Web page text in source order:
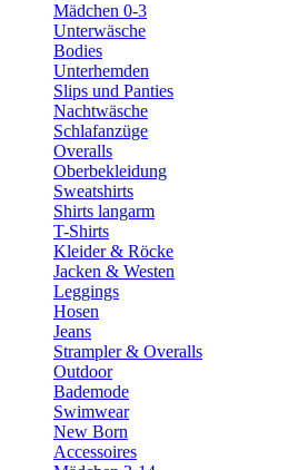
Mädchen 0-3
Unterwäsche
Bodies
Unterhemden
Slips und Panties
Nachtwäsche
Schlafanzüge
Overalls
Oberbekleidung
Sweatshirts
Shirts langarm
T-Shirts
Kleider & Röcke
Jacken & Westen
Leggings
Hosen
Jeans
Strampler & Overalls
Outdoor
Bademode
Swimwear
New Born
Accessoires